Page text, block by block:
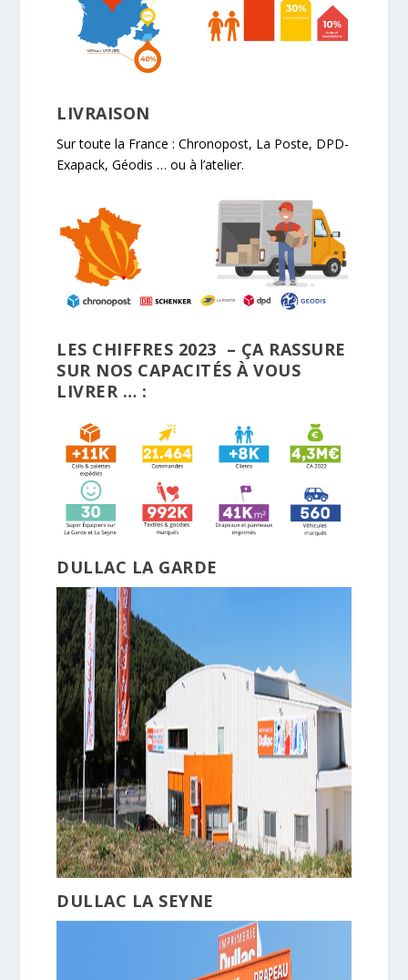
LIVRAISON
Sur toute la France : Chronopost, La Poste, DPD-
Exapack, Géodis … ou à l’atelier.
LES CHIFFRES 2023 – ÇA RASSURE
SUR NOS CAPACITÉS À VOUS
LIVRER … :
DULLAC LA GARDE
DULLAC LA SEYNE